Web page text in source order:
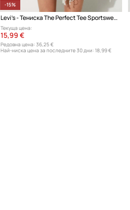
-15%
Levi's - Тениска The Perfect Tee Sportswear
Текуща цена:
15,99 €
Редовна цена: 36,25 €
Най-ниска цена за последните 30 дни: 18,99 €